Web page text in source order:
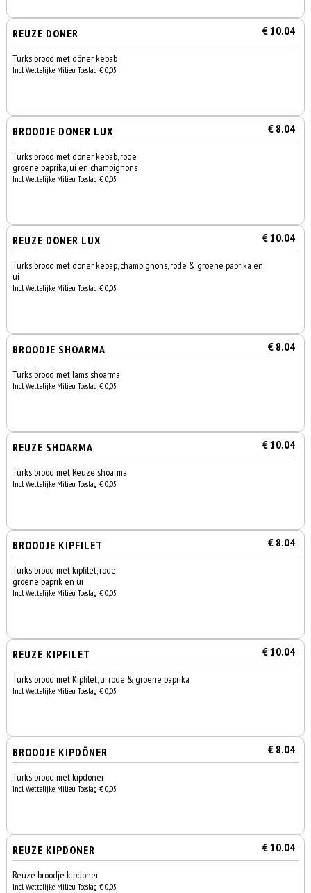
REUZE DONER € 10.04
Turks brood met döner kebab
Incl. Wettelijke Milieu Toeslag € 0,05
BROODJE DONER LUX € 8.04
Turks brood met döner kebab, rode
groene paprika, ui en champignons
Incl. Wettelijke Milieu Toeslag € 0,05
REUZE DONER LUX € 10.04
Turks brood met doner kebap, champignons, rode & groene paprika en
ui
Incl. Wettelijke Milieu Toeslag € 0,05
BROODJE SHOARMA € 8.04
Turks brood met lams shoarma
Incl. Wettelijke Milieu Toeslag € 0,05
REUZE SHOARMA € 10.04
Turks brood met Reuze shoarma
Incl. Wettelijke Milieu Toeslag € 0,05
BROODJE KIPFILET € 8.04
Turks brood met kipfilet, rode
groene paprik en ui
Incl. Wettelijke Milieu Toeslag € 0,05
REUZE KIPFILET € 10.04
Turks brood met Kipfilet, ui,rode & groene paprika
Incl. Wettelijke Milieu Toeslag € 0,05
BROODJE KIPDÖNER € 8.04
Turks brood met kipdöner
Incl. Wettelijke Milieu Toeslag € 0,05
REUZE KIPDONER € 10.04
Reuze broodje kipdoner
Incl. Wettelijke Milieu Toeslag € 0,05